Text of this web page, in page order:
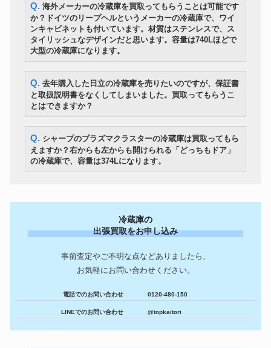
おもちゃ
官 コンボイ 当時物 トランスフ
ォーマー 日本版
282,313円
オーディオ
Accuphase アキュフェーズ M-
2000 ペア モノラルパワーアン
プ
549,000円
1,020,600円
野球グッズ
大谷翔平 2018 Bowman
Chrome Rookie Auto GOLD
直書き 直筆サインカード
オーディオ
箱 Monitor Gold LSU/HF/15/8
スピーカーペア
906,600円
Canon キャノン EOS 5DMarkⅢ
CARTIER タンク レベルソ
Tank Reverso LM PARIS 手巻
アンティーク1970年メンズ
YAMAHA アコースティックギタ
ー
古寶堂 『清時代・乾隆青花礬
国古董品
Nakamichi ナカミチ 1000ZXL
Limited カセットデッキ
野村トーイ ブリキ ゼンマイ歩行
Q. 海外メーカーの冷蔵庫を買取ってもらうことは可能です
か？ドイツのリープヘルというメーカーの冷蔵庫で、ワイ
ンキャビネットも付いています。材質はステンレスで、ス
タイリッシュなデザインだと思います。容量は740Lほどで
大型の冷蔵庫になります。
Q. 去年購入した日立の冷蔵庫を売りたいのですが、保証書
と取扱説明書をなくしてしまいました。買取ってもらうこ
とはできますか？
Q. シャープのプラズマクラスターの冷蔵庫は買取ってもら
えますか？右からも左からも開けられる「どっちもドア」
の冷蔵庫で、容量は374Lになります。
冷蔵庫の
出張買取をお申し込み
事前査定やご不明な点などありましたら、
お気軽にお問い合わせください。
電話でのお問い合わせ 0120-480-150
LINEでのお問い合わせ @topkaitori